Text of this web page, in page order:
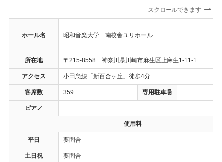
スクロールできます
ホール名 昭和音楽大学 南校舎ユリホール
所在地 〒215-8558 神奈川県川崎市麻生区上麻生1-11-1
アクセス 小田急線「新百合ヶ丘」徒歩4分
客席数 359 専用駐車場
ピアノ
使用料
平日 要問合
土日祝 要問合